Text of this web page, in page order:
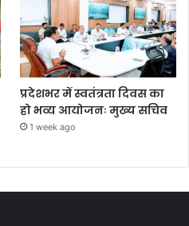
प्रदेशभर में स्वतंत्रता दिवस का
हो भव्य आयोजनः मुख्य सचिव
1 week ago